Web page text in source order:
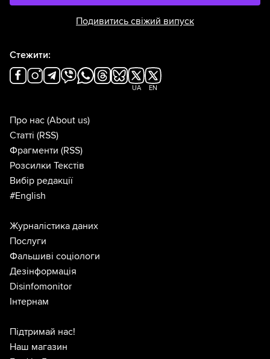
Подивитись свіжий випуск
Стежити:
UA EN
Про нас (About us)
Статті (RSS)
Фрагменти (RSS)
Розсилки Текстів
Вибір редакції
#English
Журналістика даних
Послуги
Фальшиві соціологи
Дезінформація
Disinfomonitor
Інтернам
Підтримай нас!
Наш магазин